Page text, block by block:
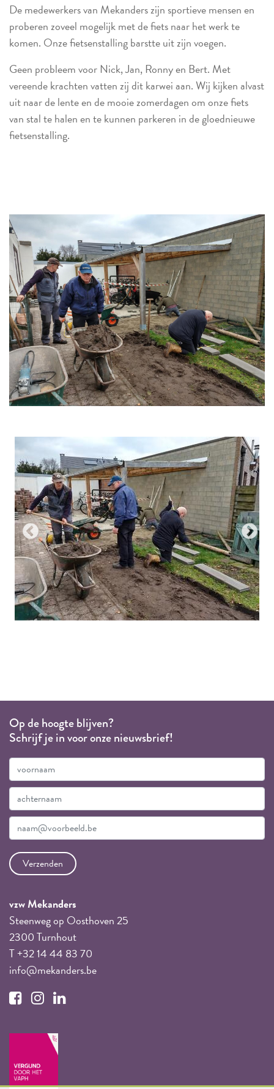
De medewerkers van Mekanders zijn sportieve mensen en
proberen zoveel mogelijk met de fiets naar het werk te
komen. Onze fietsenstalling barstte uit zijn voegen.
Geen probleem voor Nick, Jan, Ronny en Bert. Met
vereende krachten vatten zij dit karwei aan. Wij kijken alvast
uit naar de lente en de mooie zomerdagen om onze fiets
van stal te halen en te kunnen parkeren in de gloednieuwe
fietsenstalling.
Op de hoogte blijven?
Schrijf je in voor onze nieuwsbrief!
vzw Mekanders
Steenweg op Oosthoven 25
2300 Turnhout
T +32 14 44 83 70
info@mekanders.be